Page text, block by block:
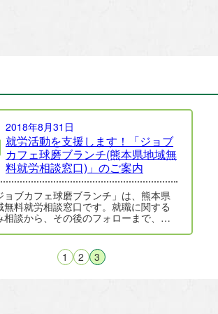
2018年8月31日
就労活動を支援します！「ジョブ
カフェ球磨ブランチ(熊本県地域無
料就労相談窓口)」のご案内
ョブカフェ球磨ブランチ」は、熊本県
無料就労相談窓口です。就職に関する
相談から、その後のフォローまで、伴
体制…
1
2 3